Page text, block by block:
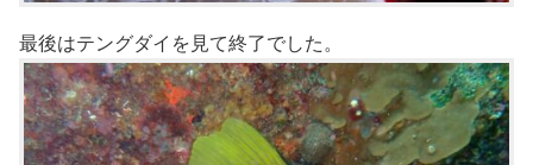
最後はテングダイを見て終了でした。